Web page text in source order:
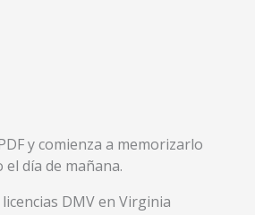
y comienza a memorizarlo
día de mañana.
DMV en Virginia